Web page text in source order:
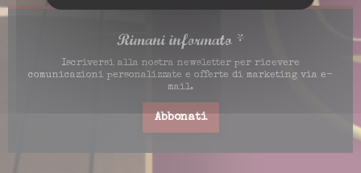
Rimani informato *
Iscriversi alla nostra newsletter per ricevere
comunicazioni personalizzate e offerte di marketing via e-
mail.
Abbonati